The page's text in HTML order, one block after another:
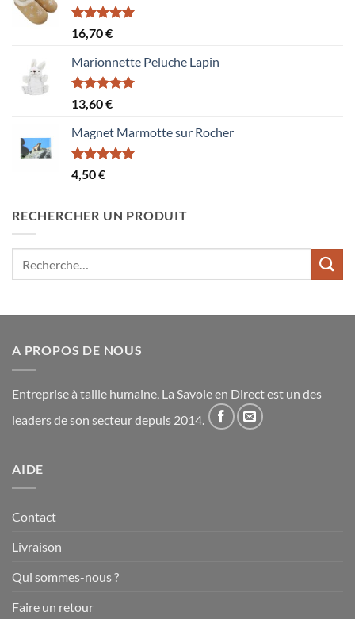
Note5.00
sur 5
16,70€
Marionnette Peluche Lapin
Note5.00
sur 5
13,60€
Magnet Marmotte sur Rocher
Note5.00
sur 5
4,50€
RECHERCHER UN PRODUIT
A PROPOS DE NOUS
Entreprise à taille humaine, La Savoie en Direct est un des
leaders de son secteur depuis 2014.
AIDE
Contact
Livraison
Qui sommes-nous ?
Faire un retour